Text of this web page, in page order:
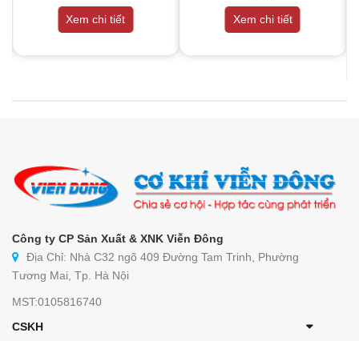
Xem chi tiết Xem chi tiết
Công ty CP Sản Xuất & XNK Viễn Đông
Địa Chỉ: Nhà C32 ngõ 409 Đường Tam Trinh, Phường
Tương Mai, Tp. Hà Nội
MST:0105816740
CSKH